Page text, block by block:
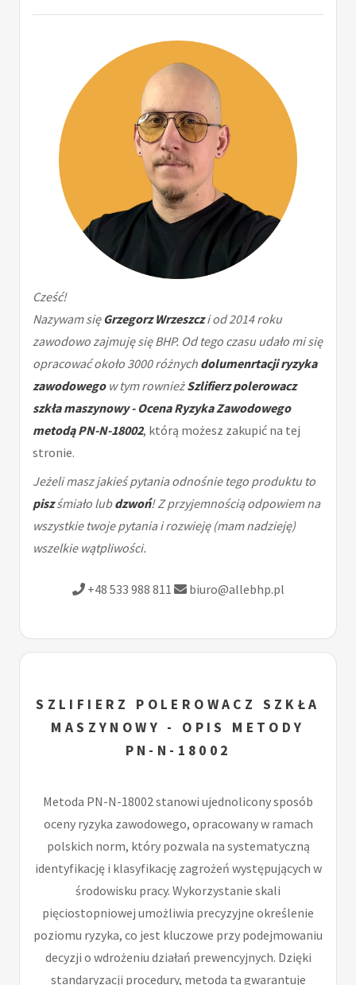
Cześć!
Nazywam sięGrzegorz Wrzeszczi od 2014 roku
zawodowo zajmuję się BHP. Od tego czasu udało mi się
opracować około 3000 różnych dolumenrtacji ryzyka
zawodowegow tym rownieżSzlifierz polerowacz
szkła maszynowy - Ocena Ryzyka Zawodowego
metodą PN-N-18002, którą możesz zakupić na tej
stronie.
Jeżeli masz jakieś pytania odnośnie tego produktu to
piszśmiało lubdzwoń! Z przyjemnością odpowiem na
wszystkie twoje pytania i rozwieję (mam nadzieję)
wszelkie wątpliwości.
+48 533 988 811 biuro@allebhp.pl
SZLIFIERZ POLEROWACZ SZKŁA
MASZYNOWY - OPIS METODY
PN-N-18002
Metoda PN-N-18002 stanowi ujednolicony sposób
oceny ryzyka zawodowego, opracowany w ramach
polskich norm, który pozwala na systematyczną
identyfikację i klasyfikację zagrożeń występujących w
środowisku pracy. Wykorzystanie skali
pięciostopniowej umożliwia precyzyjne określenie
poziomu ryzyka, co jest kluczowe przy podejmowaniu
decyzji o wdrożeniu działań prewencyjnych. Dzięki
standaryzacji procedury, metoda ta gwarantuje